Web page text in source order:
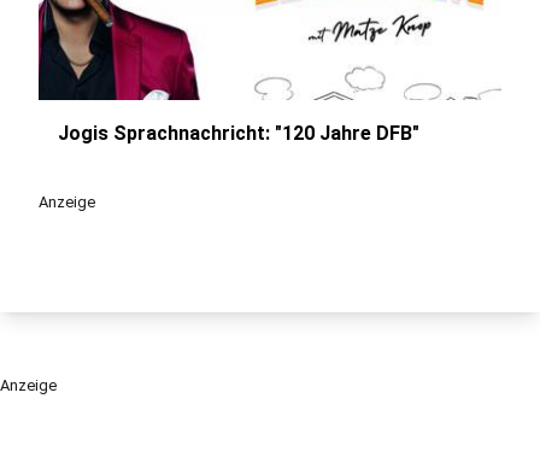
Jogis Sprachnachricht: "120 Jahre DFB"
Anzeige
Anzeige